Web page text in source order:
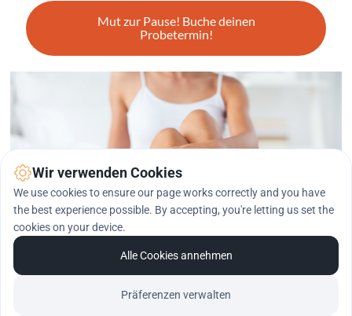
Mut zur Pause! Buche deinen
Probetermin!
Wir verwenden Cookies
We use cookies to ensure our page works correctly and you have
the best experience possible. By accepting, you're letting us set the
cookies on your device.
Präferenzen verwalten
Alle Cookies annehmen